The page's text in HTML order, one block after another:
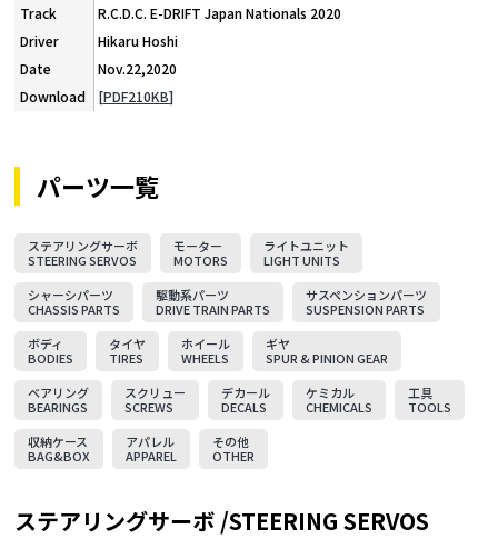
R.C.D.C. E-DRIFT Japan Nationals 2020
Hikaru Hoshi
Nov.22,2020
[PDF210KB]
パーツ一覧
ステアリングサーボ
STEERING SERVOS
モーター
MOTORS
ライトユニット
LIGHT UNITS
シャーシパーツ
CHASSIS PARTS
駆動系パーツ
DRIVE TRAIN PARTS
サスペンションパーツ
SUSPENSION PARTS
ボディ
BODIES
タイヤ
TIRES
ホイール
WHEELS
ギヤ
SPUR & PINION GEAR
ベアリング
BEARINGS
スクリュー
SCREWS
デカール
DECALS
ケミカル
CHEMICALS
工具
TOOLS
収納ケース
BAG&BOX
アパレル
APPAREL
その他
OTHER
ステアリングサーボ /STEERING SERVOS